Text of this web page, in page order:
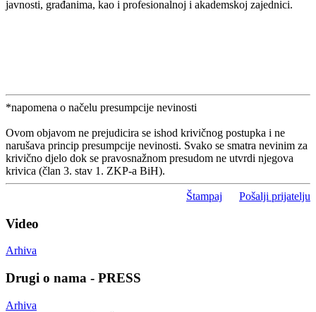
javnosti, građanima, kao i profesionalnoj i akademskoj zajednici.
*napomena o načelu presumpcije nevinosti
Ovom objavom ne prejudicira se ishod krivičnog postupka i ne
narušava princip presumpcije nevinosti. Svako se smatra nevinim za
krivično djelo dok se pravosnažnom presudom ne utvrdi njegova
krivica (član 3. stav 1. ZKP-a BiH).
Štampaj Pošalji prijatelju
Video
Arhiva
Drugi o nama - PRESS
Arhiva